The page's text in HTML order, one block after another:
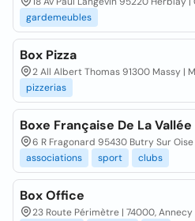
gardemeubles
Box Pizza
2 All Albert Thomas 91300 Massy |
pizzerias
Boxe Française De La Vallée
6 R Fragonard 95430 Butry Sur
associations
sport clubs
Box Office
23 Route Périmètre | 74000, Annecy